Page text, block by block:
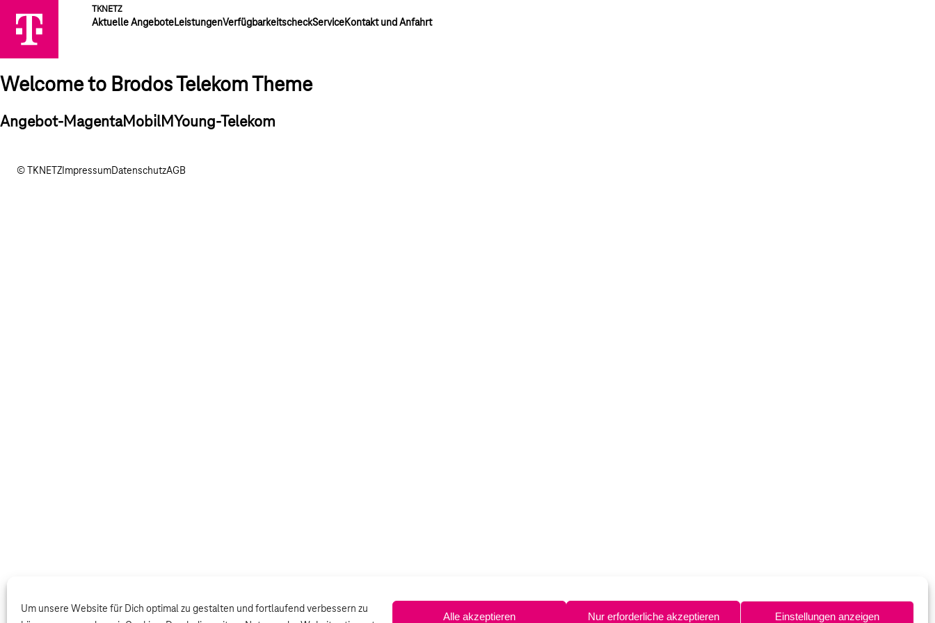
Um unsere Website für Dich optimal zu gestalten und fortlaufend verbessern zu
Alle akzeptieren Nur erforderliche akzeptieren Einstellungen anzeigen
TKNETZ
Aktuelle AngeboteLeistungenVerfügbarkeitscheckServiceKontakt und Anfahrt
Welcome to Brodos Telekom Theme
Angebot-MagentaMobilMYoung-Telekom
© TKNETZ ImpressumDatenschutzAGB